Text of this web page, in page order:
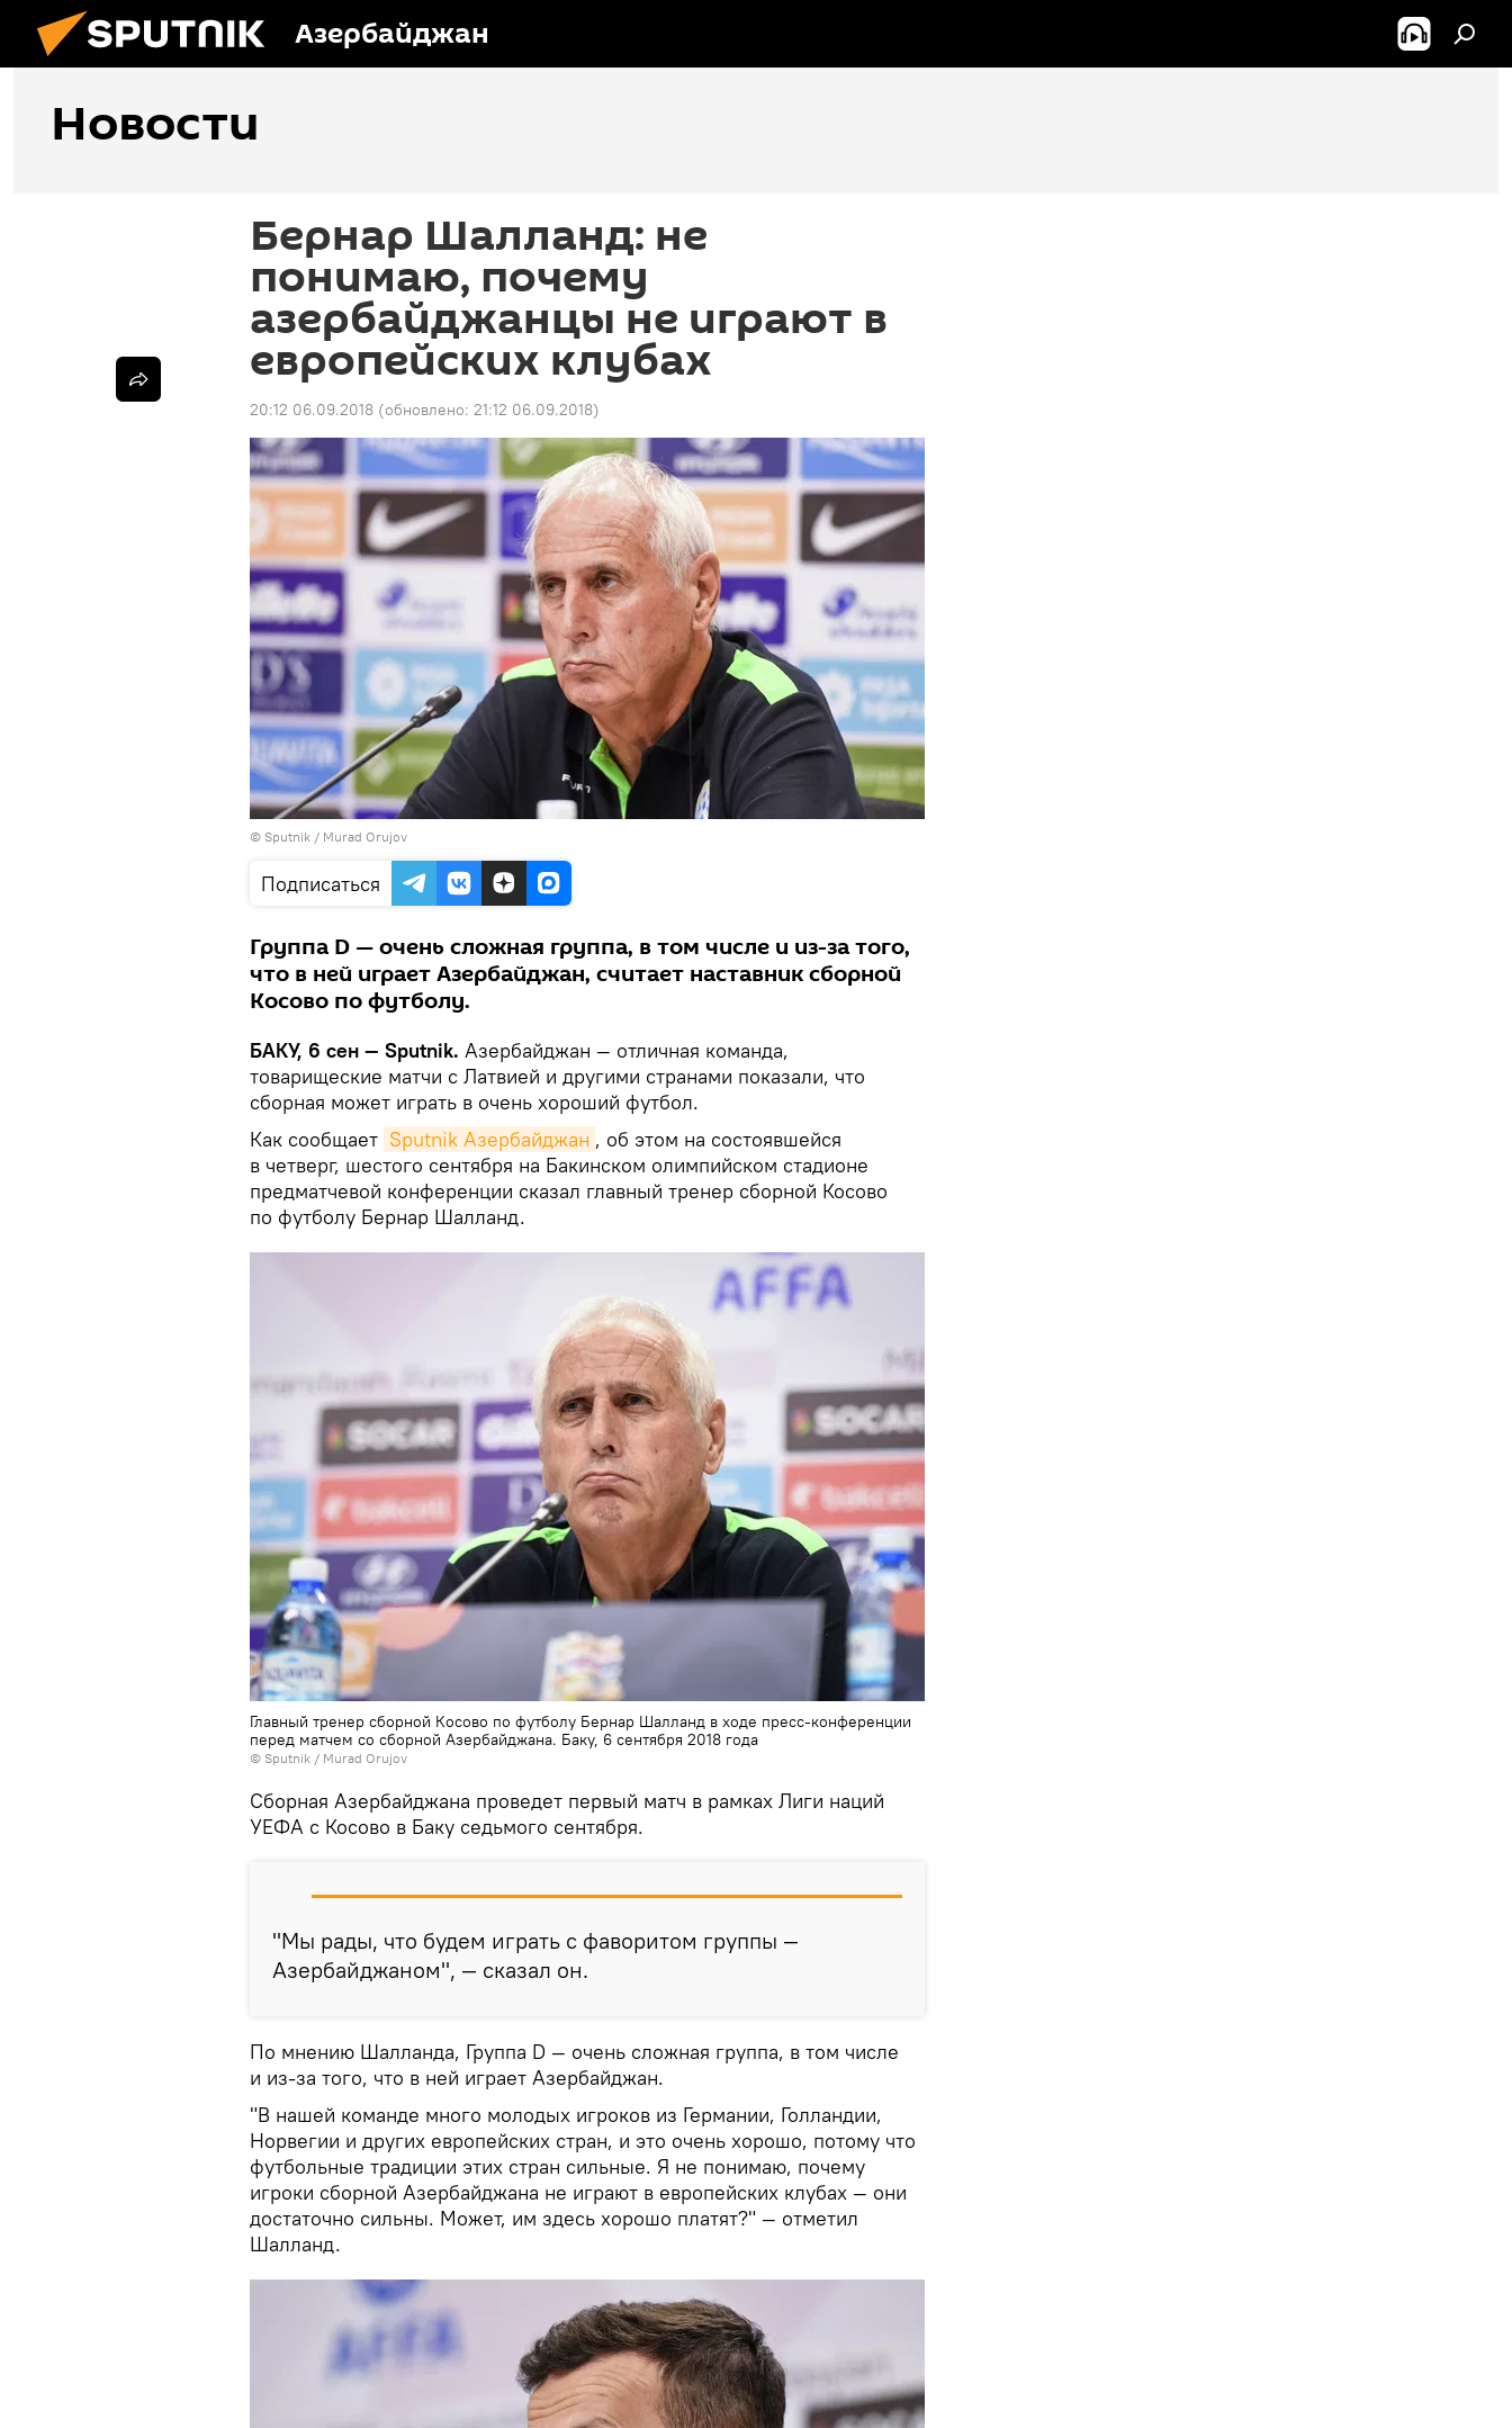
Азербайджан
Новости
Бернар Шалланд: не
понимаю, почему
азербайджанцы не играют в
европейских клубах
20:12 06.09.2018 (обновлено: 21:12 06.09.2018)
© Sputnik / Murad Orujov
Подписаться
Группа D — очень сложная группа, в том числе и из-за того,
что в ней играет Азербайджан, считает наставник сборной
Косово по футболу.
БАКУ, 6 сен — Sputnik. Азербайджан — отличная команда,
товарищеские матчи с Латвией и другими странами показали, что
сборная может играть в очень хороший футбол.
Как сообщает Sputnik Азербайджан , об этом на состоявшейся
в четверг, шестого сентября на Бакинском олимпийском стадионе
предматчевой конференции сказал главный тренер сборной Косово
по футболу Бернар Шалланд.
Главный тренер сборной Косово по футболу Бернар Шалланд в ходе пресс-конференции
перед матчем со сборной Азербайджана. Баку, 6 сентября 2018 года
© Sputnik / Murad Orujov
Сборная Азербайджана проведет первый матч в рамках Лиги наций
УЕФА с Косово в Баку седьмого сентября.
"Мы рады, что будем играть с фаворитом группы —
Азербайджаном", — сказал он.
По мнению Шалланда, Группа D — очень сложная группа, в том числе
и из-за того, что в ней играет Азербайджан.
"В нашей команде много молодых игроков из Германии, Голландии,
Норвегии и других европейских стран, и это очень хорошо, потому что
футбольные традиции этих стран сильные. Я не понимаю, почему
игроки сборной Азербайджана не играют в европейских клубах — они
достаточно сильны. Может, им здесь хорошо платят?" — отметил
Шалланд.